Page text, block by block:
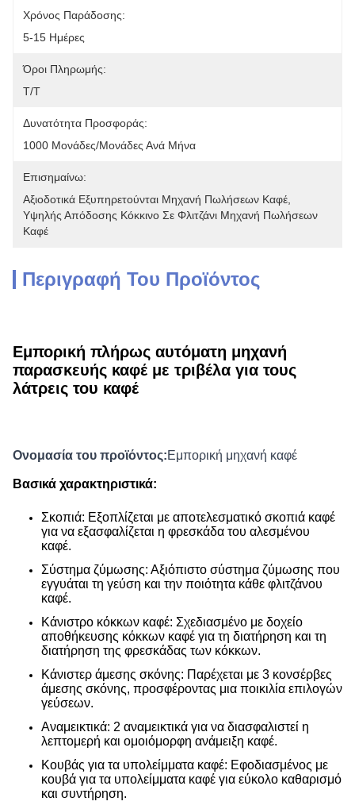
Χρόνος Παράδοσης:
5-15 Ημέρες
Όροι Πληρωμής:
Τ/Τ
Δυνατότητα Προσφοράς:
1000 Μονάδες/μονάδες Ανά Μήνα
Επισημαίνω:
Αξιοδοτικά Εξυπηρετούνται Μηχανή Πωλήσεων Καφέ
Υψηλής Απόδοσης Κόκκινο Σε Φλιτζάνι Μηχανή Πωλήσεων
Καφέ
Περιγραφή Του Προϊόντος
Εμπορική πλήρως αυτόματη μηχανή
παρασκευής καφέ με τριβέλα για τους
λάτρεις του καφέ
Ονομασία του προϊόντος:Εμπορική μηχανή καφέ
Βασικά χαρακτηριστικά:
Σκοπιά: Εξοπλίζεται με αποτελεσματικό σκοπιά καφέ
για να εξασφαλίζεται η φρεσκάδα του αλεσμένου
καφέ.
Σύστημα ζύμωσης: Αξιόπιστο σύστημα ζύμωσης που
εγγυάται τη γεύση και την ποιότητα κάθε φλιτζάνου
καφέ.
Κάνιστρο κόκκων καφέ: Σχεδιασμένο με δοχείο
αποθήκευσης κόκκων καφέ για τη διατήρηση και τη
διατήρηση της φρεσκάδας των κόκκων.
Κάνιστερ άμεσης σκόνης: Παρέχεται με 3 κονσέρβες
άμεσης σκόνης, προσφέροντας μια ποικιλία επιλογών
γεύσεων.
Αναμεικτικά: 2 αναμεικτικά για να διασφαλιστεί η
λεπτομερή και ομοιόμορφη ανάμειξη καφέ.
Κουβάς για τα υπολείμματα καφέ: Εφοδιασμένος με
κουβά για τα υπολείμματα καφέ για εύκολο καθαρισμό
και συντήρηση.